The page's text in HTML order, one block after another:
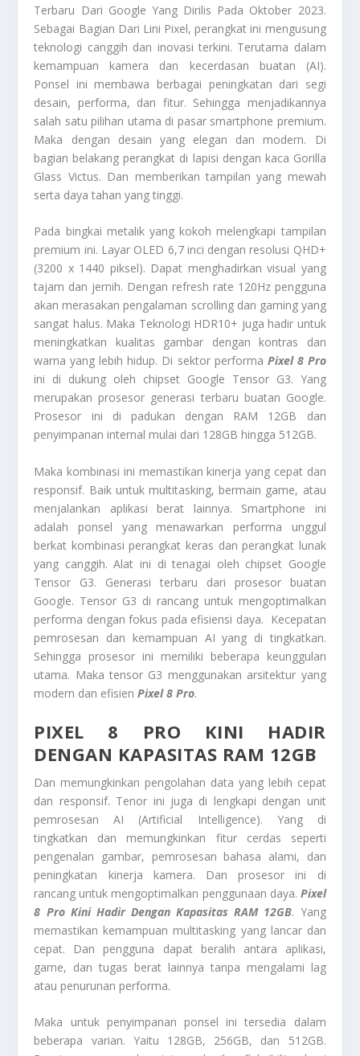
Terbaru Dari Google Yang Dirilis Pada Oktober 2023.
Sebagai Bagian Dari Lini Pixel, perangkat ini mengusung
teknologi canggih dan inovasi terkini. Terutama dalam
kemampuan kamera dan kecerdasan buatan (AI).
Ponsel ini membawa berbagai peningkatan dari segi
desain, performa, dan fitur. Sehingga menjadikannya
salah satu pilihan utama di pasar smartphone premium.
Maka dengan desain yang elegan dan modern. Di
bagian belakang perangkat di lapisi dengan kaca Gorilla
Glass Victus. Dan memberikan tampilan yang mewah
serta daya tahan yang tinggi.
Pada bingkai metalik yang kokoh melengkapi tampilan
premium ini. Layar OLED 6,7 inci dengan resolusi QHD+
(3200 x 1440 piksel). Dapat menghadirkan visual yang
tajam dan jernih. Dengan refresh rate 120Hz pengguna
akan merasakan pengalaman scrolling dan gaming yang
sangat halus. Maka Teknologi HDR10+ juga hadir untuk
meningkatkan kualitas gambar dengan kontras dan
warna yang lebih hidup. Di sektor performa Pixel 8 Pro
ini di dukung oleh chipset Google Tensor G3. Yang
merupakan prosesor generasi terbaru buatan Google.
Prosesor ini di padukan dengan RAM 12GB dan
penyimpanan internal mulai dari 128GB hingga 512GB.
Maka kombinasi ini memastikan kinerja yang cepat dan
responsif. Baik untuk multitasking, bermain game, atau
menjalankan aplikasi berat lainnya. Smartphone ini
adalah ponsel yang menawarkan performa unggul
berkat kombinasi perangkat keras dan perangkat lunak
yang canggih. Alat ini di tenagai oleh chipset Google
Tensor G3. Generasi terbaru dari prosesor buatan
Google. Tensor G3 di rancang untuk mengoptimalkan
performa dengan fokus pada efisiensi daya. Kecepatan
pemrosesan dan kemampuan AI yang di tingkatkan.
Sehingga prosesor ini memiliki beberapa keunggulan
utama. Maka tensor G3 menggunakan arsitektur yang
modern dan efisienPixel 8 Pro.
PIXEL 8 PRO KINI HADIR
DENGAN KAPASITAS RAM 12GB
Dan memungkinkan pengolahan data yang lebih cepat
dan responsif. Tenor ini juga di lengkapi dengan unit
pemrosesan AI (Artificial Intelligence). Yang di
tingkatkan dan memungkinkan fitur cerdas seperti
pengenalan gambar, pemrosesan bahasa alami, dan
peningkatan kinerja kamera. Dan prosesor ini di
rancang untuk mengoptimalkan penggunaan daya. Pixel
8 Pro Kini Hadir Dengan Kapasitas RAM 12GB. Yang
memastikan kemampuan multitasking yang lancar dan
cepat. Dan pengguna dapat beralih antara aplikasi,
game, dan tugas berat lainnya tanpa mengalami lag
atau penurunan performa.
Maka untuk penyimpanan ponsel ini tersedia dalam
beberapa varian. Yaitu 128GB, 256GB, dan 512GB.